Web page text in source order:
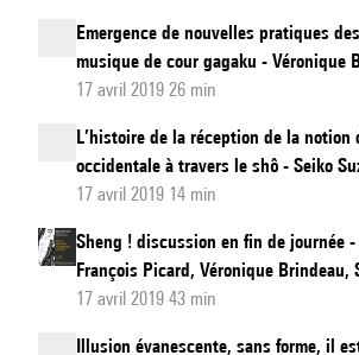
Emergence de nouvelles pratiques
musique de cour gagaku - Véronique
17 avril 2019 26 min
L’histoire de la réception de la notion
occidentale à travers le shô - Seiko
17 avril 2019 14 min
Sheng ! discussion en fin de journée
François Picard, Véronique Brindeau,
17 avril 2019 43 min
Illusion évanescente, sans forme, il